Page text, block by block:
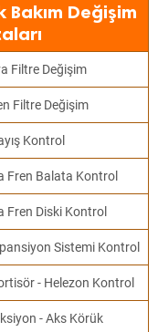
Değişim
Filtre Değişim
Filtre Değişim
Kontrol
Fren Balata Kontrol
Fren Diski Kontrol
Sistemi Kontrol
- Helezon Kontrol
- Aks Körük